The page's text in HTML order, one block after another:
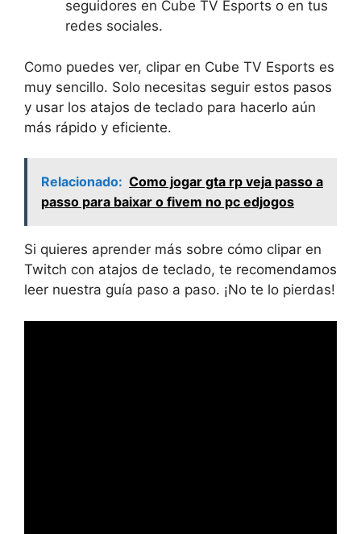
seguidores en Cube TV Esports o en tus
redes sociales.
Como puedes ver, clipar en Cube TV Esports es
muy sencillo. Solo necesitas seguir estos pasos
y usar los atajos de teclado para hacerlo aún
más rápido y eficiente.
Relacionado: Como jogar gta rp veja passo a
passo para baixar o fivem no pc edjogos
Si quieres aprender más sobre cómo clipar en
Twitch con atajos de teclado, te recomendamos
leer nuestra guía paso a paso. ¡No te lo pierdas!